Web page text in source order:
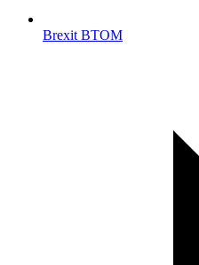
Brexit BTOM